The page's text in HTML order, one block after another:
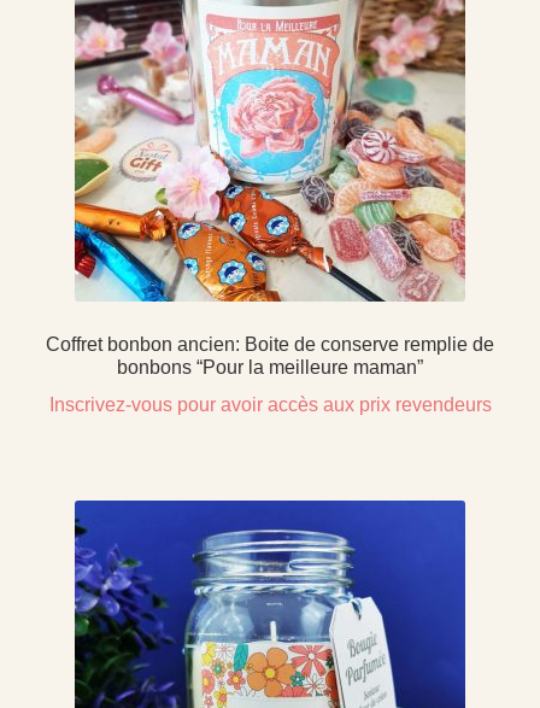
Coffret bonbon ancien: Boite de conserve remplie de
bonbons “Pour la meilleure maman”
Inscrivez-vous pour avoir accès aux prix revendeurs